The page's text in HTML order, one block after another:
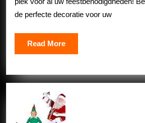
de perfecte decoratie voor uw
Read MoreRead
More